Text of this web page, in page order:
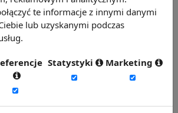
pracownikom w Polsce i w
Przyznawanie urlopu,
ekwiwalent urlopowy.
wypoczynkowe i bezpłatne.
publikacji Przejdź do archiwum
te informacje z innymi danymi
lub uzyskanymi podczas
Statystyki Marketing